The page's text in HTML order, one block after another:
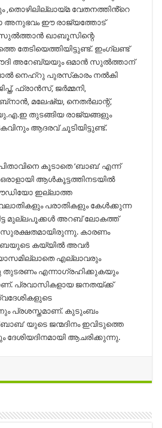
,തൊഴിലില്ലായ്മ വേതനത്തിൻ്റെ
അനുഭവം ഈ രാജ്യത്തോട്
സുല്‍ത്താന്‍ ഖാബൂസിന്റെ
തേടിയെത്തിയിട്ടുണ്ട്. ഇംഗ്ലണ്ട്
അറേബ്യയും ഒമാന്‍ സുല്‍ത്താന്
നെഹ്‌റു പുരസ്‌കാരം നല്‍കി
ഫ്രാന്‍സ്, ജര്‍മ്മനി,
മലേഷ്യ, നെതര്‍ലാന്റ്,
തുടങ്ങിയ രാജ്യങ്ങളും
ആദരവ് ചൂടിയിട്ടുണ്ട്.
കൂടാതെ ‘ബാബ’ എന്ന്
ആൾകൂട്ടത്തിനടയിൽ
ഇല്ലാത്ത
പരാതികളും കേൾക്കുന്ന
മുല്ലപൂക്കൾ അറബ് ലോകത്ത്
സുരക്ഷതമായിരുന്നു. കാരണം
കയ്യിൽ അവർ
എല്ലാവരും
തുടരണം എന്നാഗ്രഹിക്കുകയും
പ്രവാസികളായ ജനതയ്ക്ക്
പ്രശസ്തമാണ്. കുടുംബം
യുടെ ജന്മദിനം ഇവിടുത്തെ
ആചരിക്കുന്നു.